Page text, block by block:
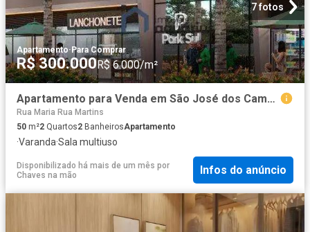
7 fotos
Apartamento·Para Comprar
R$ 300.000R$ 6.000/m²
Apartamento para Venda em São José dos Campos/SP Cidade Morumbi 2 Quartos
Rua Maria Rua Martins
50 m²2 Quartos2 BanheirosApartamento
·Varanda·Sala multiuso
Disponibilizado há mais de um mês por
Chaves na mão
Infos do anúncio